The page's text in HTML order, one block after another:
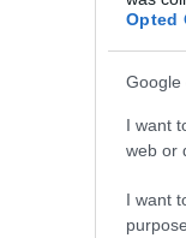
Opted
Google
I want
web or
I want
των
φυγής των
των
φυγής των
το Μπέρμιγχαμ